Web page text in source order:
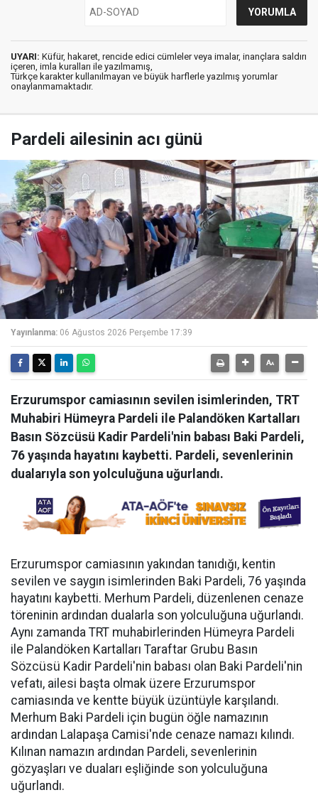
UYARI: Küfür, hakaret, rencide edici cümleler veya imalar, inançlara saldırı
içeren, imla kuralları ile yazılmamış,
Türkçe karakter kullanılmayan ve büyük harflerle yazılmış yorumlar
onaylanmamaktadır.
Pardeli ailesinin acı günü
Yayınlanma: 06 Ağustos 2026 Perşembe 17:39
Erzurumspor camiasının sevilen isimlerinden, TRT
Muhabiri Hümeyra Pardeli ile Palandöken Kartalları
Basın Sözcüsü Kadir Pardeli'nin babası Baki Pardeli,
76 yaşında hayatını kaybetti. Pardeli, sevenlerinin
dualarıyla son yolculuğuna uğurlandı.
Erzurumspor camiasının yakından tanıdığı, kentin
sevilen ve saygın isimlerinden Baki Pardeli, 76 yaşında
hayatını kaybetti. Merhum Pardeli, düzenlenen cenaze
töreninin ardından dualarla son yolculuğuna uğurlandı.
Aynı zamanda TRT muhabirlerinden Hümeyra Pardeli
ile Palandöken Kartalları Taraftar Grubu Basın
Sözcüsü Kadir Pardeli'nin babası olan Baki Pardeli'nin
vefatı, ailesi başta olmak üzere Erzurumspor
camiasında ve kentte büyük üzüntüyle karşılandı.
Merhum Baki Pardeli için bugün öğle namazının
ardından Lalapaşa Camisi'nde cenaze namazı kılındı.
Kılınan namazın ardından Pardeli, sevenlerinin
gözyaşları ve duaları eşliğinde son yolculuğuna
uğurlandı.